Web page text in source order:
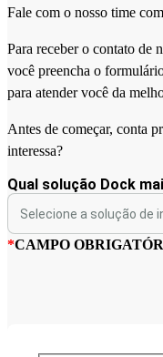
Fale com o nosso time
Para receber o contato de
você preencha o
para atender você da
Antes de começar, conta
interessa?
Qual solução Dock
*CAMPO